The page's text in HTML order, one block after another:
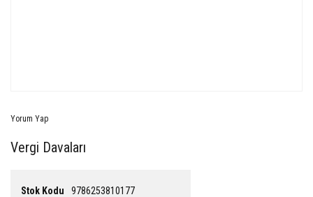
Yorum Yap
Vergi Davaları
Stok Kodu 9786253810177